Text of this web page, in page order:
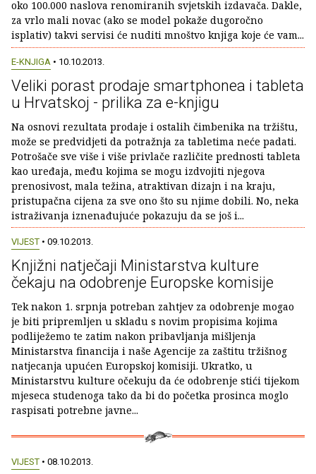
oko 100.000 naslova renomiranih svjetskih izdavača. Dakle,
za vrlo mali novac (ako se model pokaže dugoročno
isplativ) takvi servisi će nuditi mnoštvo knjiga koje će vam...
E-KNJIGA • 10.10.2013.
Veliki porast prodaje smartphonea i tableta
u Hrvatskoj - prilika za e-knjigu
Na osnovi rezultata prodaje i ostalih čimbenika na tržištu,
može se predvidjeti da potražnja za tabletima neće padati.
Potrošače sve više i više privlače različite prednosti tableta
kao uređaja, među kojima se mogu izdvojiti njegova
prenosivost, mala težina, atraktivan dizajn i na kraju,
pristupačna cijena za sve ono što su njime dobili. No, neka
istraživanja iznenađujuće pokazuju da se još i...
VIJEST • 09.10.2013.
Knjižni natječaji Ministarstva kulture
čekaju na odobrenje Europske komisije
Tek nakon 1. srpnja potreban zahtjev za odobrenje mogao
je biti pripremljen u skladu s novim propisima kojima
podliježemo te zatim nakon pribavljanja mišljenja
Ministarstva financija i naše Agencije za zaštitu tržišnog
natjecanja upućen Europskoj komisiji. Ukratko, u
Ministarstvu kulture očekuju da će odobrenje stići tijekom
mjeseca studenoga tako da bi do početka prosinca moglo
raspisati potrebne javne...
VIJEST • 08.10.2013.